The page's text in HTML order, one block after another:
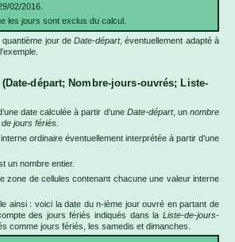
02/2016.
les jours sont exclus du calcul.
quantième jour deDate-départ, éventuellement adapté à
départ; Nombre-jours-ouvrés; Liste-
date calculée à partir d’une Date-départ, unnombre
de jours fériés
ordinaire éventuellement interprétée à partir d’une
un nombre entier.
zone de cellules contenant chacune une valeur interne
ainsi : voici la date du n-ième jour ouvré en partant de
des jours fériés indiqués dans la Liste-de-jours-
comme jours fériés, les samedis et dimanches.